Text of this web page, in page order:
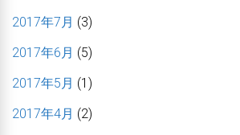
2017年7月 (3)
2017年6月 (5)
2017年5月 (1)
2017年4月 (2)